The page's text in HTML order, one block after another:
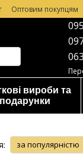
Оптовим покупцям
вироби та
подарунки
за популярністю